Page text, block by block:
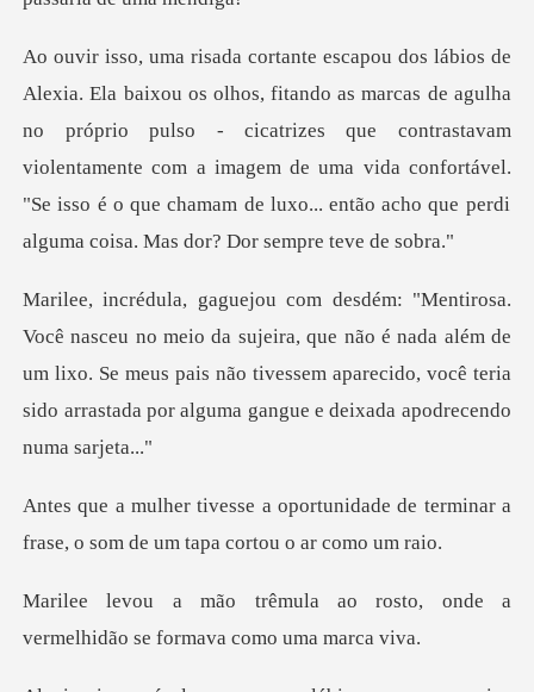
agulha
no próprio pulso - cicatrizes que contrastavam
violentamente com a imagem de uma vida confortável.
jeira, que não é nada além de
um lixo. Se meus pais não tivessem aparecido, vo
nidade de terminar a
frase, o som d
o rosto, onde a
vermelhidão s